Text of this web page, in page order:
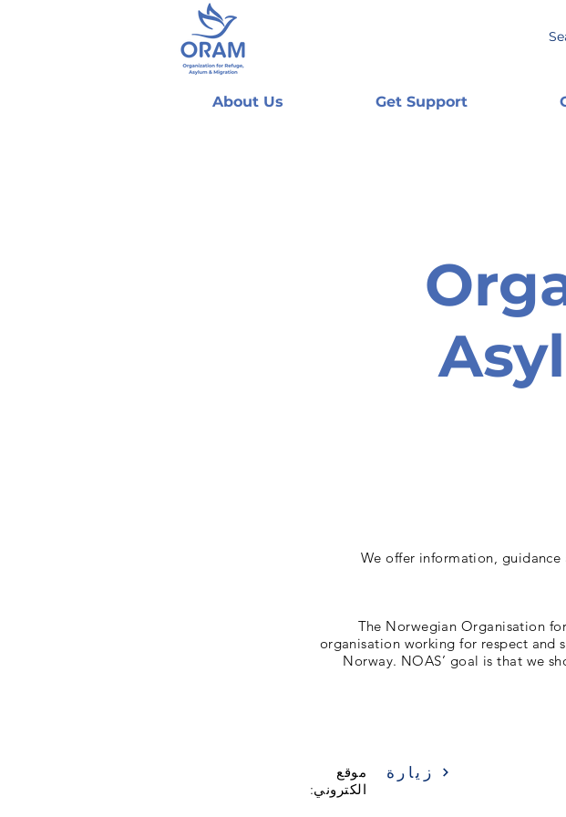
About Us Get Support
We offer information,
The Norwegian Organisation
organisation working for respect and
Norway. NOAS’ goal is that we
موقع
الكتروني:
زيارة